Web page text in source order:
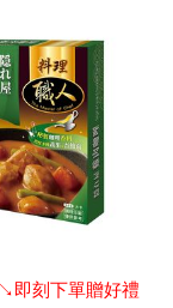
即刻下單贈好禮